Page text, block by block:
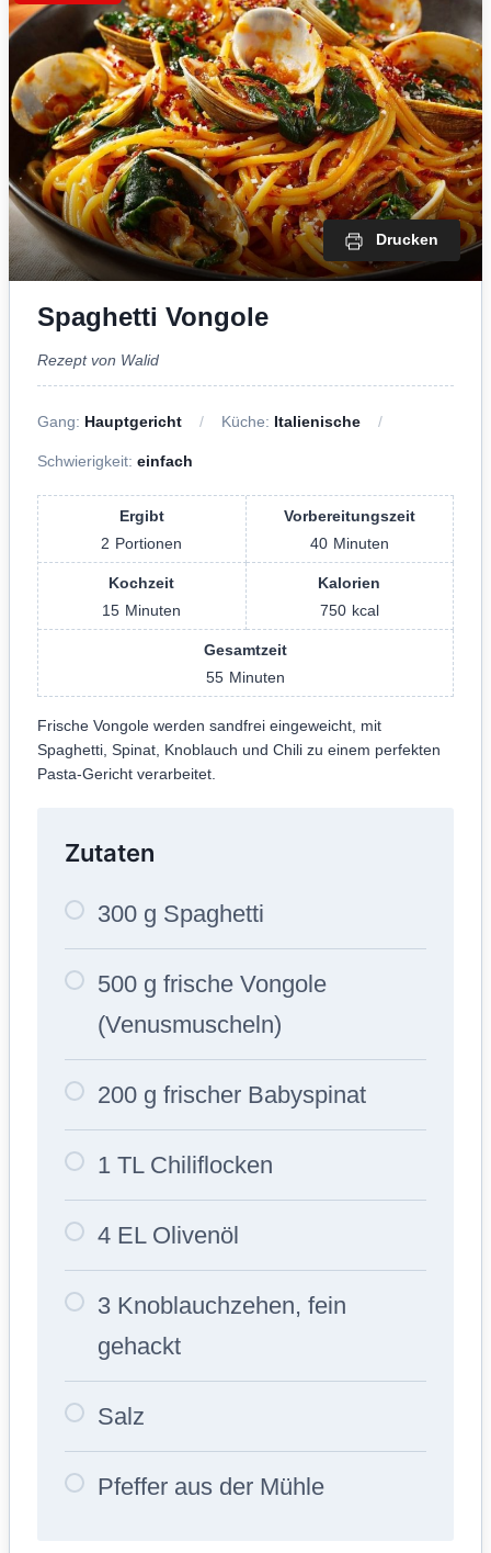
Drucken
Spaghetti Vongole
Rezept von Walid
Gang: Hauptgericht Küche: Italienische
Schwierigkeit: einfach
Ergibt
2 Portionen
Vorbereitungszeit
40 Minuten
Kochzeit
15 Minuten
Kalorien
750 kcal
Gesamtzeit
55 Minuten
Frische Vongole werden sandfrei eingeweicht, mit
Spaghetti, Spinat, Knoblauch und Chili zu einem perfekten
Pasta-Gericht verarbeitet.
Zutaten
300 g Spaghetti
500 g frische Vongole
(Venusmuscheln)
200 g frischer Babyspinat
1 TL Chiliflocken
4 EL Olivenöl
3 Knoblauchzehen, fein
gehackt
Salz
Pfeffer aus der Mühle